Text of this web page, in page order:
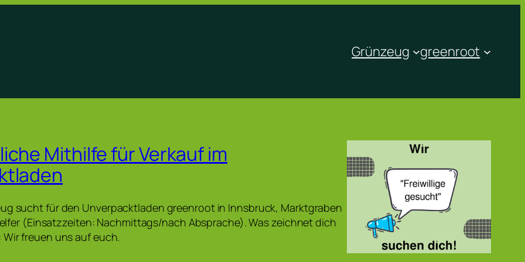
Grünzeug greenroot
Mithilfe für Verkauf im
sucht für den Unverpacktladen greenroot in Innsbruck, Marktgraben
(Einsatzzeiten: Nachmittags/nach Absprache). Was zeichnet dich
freuen uns auf euch.